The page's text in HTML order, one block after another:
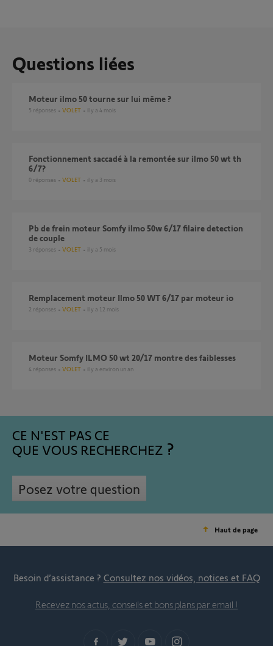
Questions liées
Moteur ilmo 50 tourne sur lui même ?
5 réponses VOLET il y a 4 mois
Fonctionnement saccadé à la remontée sur ilmo 50 wt th
6/7?
0 réponses VOLET il y a 3 mois
pb de frein moteur Somfy ilmo 50w 6/17 filaire detection
de couple
3 réponses VOLET il y a 5 mois
Remplacement moteur Ilmo 50 WT 6/17 par moteur io
2 réponses VOLET il y a 12 mois
Moteur Somfy ILMO 50 wt 20/17 montre des faiblesses
4 réponses VOLET il y a environ un an
CE N'EST PAS CE
QUE VOUS RECHERCHEZ
Posez votre question
Haut de page
Besoin d’assistance ? Consultez nos vidéos, notices et FAQ
Recevez nos actus, conseils et bons plans par email !